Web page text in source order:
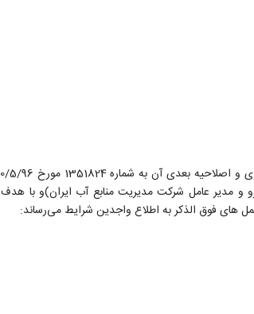
کشور منضم به نامه شماره 8760/100/96 مورخ 2/5/96 مشاور محترم وزیر نیرو و مدیر عامل شرکت مدیریت
های فوق الذکر به اطلاع واجدین شرایط می‌رساند: